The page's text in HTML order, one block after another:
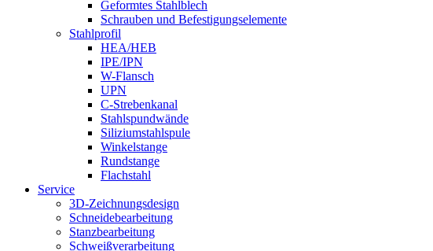
Geformtes Stahlblech
Schrauben und Befestigungselemente
Stahlprofil
HEA/HEB
IPE/IPN
W-Flansch
UPN
C-Strebenkanal
Stahlspundwände
Siliziumstahlspule
Winkelstange
Rundstange
Flachstahl
Service
3D-Zeichnungsdesign
Schneidebearbeitung
Stanzbearbeitung
Schweißverarbeitung